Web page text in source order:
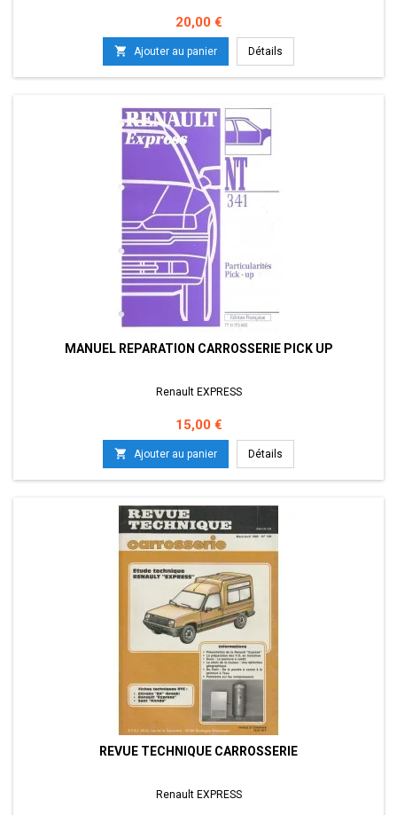
Prix
20,00 €
 Ajouter au panier Détails
MANUEL REPARATION CARROSSERIE PICK UP
Renault EXPRESS
Prix
15,00 €
 Ajouter au panier Détails
REVUE TECHNIQUE CARROSSERIE
Renault EXPRESS